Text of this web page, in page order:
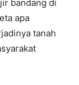
bandang di
apa
tanah